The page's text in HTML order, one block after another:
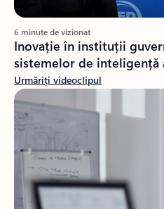
6 minute de vizionat
Inovație în instituții
sistemelor de inteligență
Urmăriți videoclipul